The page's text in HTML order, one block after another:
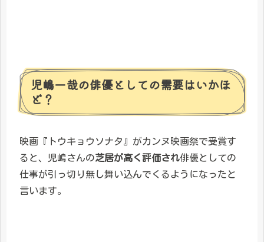
児嶋一哉の俳優としての需要はいかほ
ど？
映画『トウキョウソナタ』がカンヌ映画祭で受賞す
ると、児嶋さんの芝居が高く評価され俳優としての
仕事が引っ切り無し舞い込んでくるようになったと
言います。